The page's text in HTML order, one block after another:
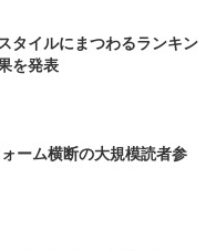
タイルにまつわるランキン
を発表
ーム横断の大規模読者参